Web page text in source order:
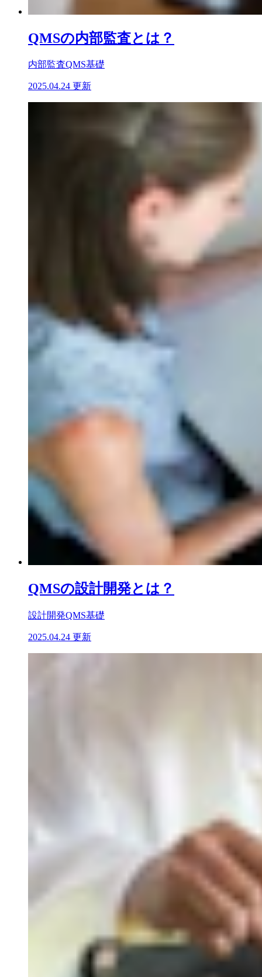
QMSの内部監査とは？
内部監査QMS基礎
2025.04.24 更新
QMSの設計開発とは？
設計開発QMS基礎
2025.04.24 更新